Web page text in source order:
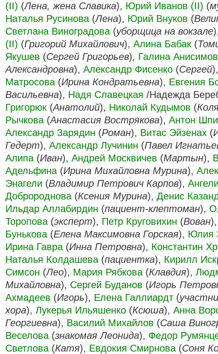
(II) (Лена, жена Славика), Юрий Иванов (II) (
Наталья Русинова (Лена), Юрий Внуков (
Светлана Виноградова (уборщица на вокзале
(II) (Григорий Михайлович), Алина Бабак (
Якушев (Сергей Григорьев), Галина
Александровна), Александр Фисенко (Сергей
Матросова (Ирина Кондратьевна), Евгения
Васильевна), Надя Славецкая /Надежда
Григорюк (Анатолий), Николай Кудымов (
Рычкова (Анастасия Вострякова), Антон
Александр Зарядин (Роман), Витас Эйзенах (
Гедерт), Александр Лучинин (Павел
Алипа (Иван), Андрей Москвичев (Мартын),
Адельфина (Ирина Михайловна Мурина),
Энагели (Владимир Петрович Карпов),
Добророднова (Ксения Мурина), Денис
Ильдар Аллабирдин (пациент-клептоман),
Торопова (эксперт), Петр Круговихин (Вован
Бунькова (Елена Максимовна Горская), Юлия
Ирина Гавра (Инна Петровна), Константин
Наталья Колдашева (пациентка), Кирилл
Симсон (Лео), Мария Рябкова (Клавдия),
Михайловна), Сергей Буданов (Игорь
Ахмадеев (Игорь), Елена Галлиардт (
хора), Лукерья Ильяшенко (Ксюша), Анна
Георгиевна), Василий Михайлов (Саша
Веселова (знакомая Леонида), Федор
Светлова (Катя), Евдокия Смирнова (Соня